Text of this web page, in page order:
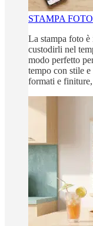
STAMPA FOTO
La stampa foto
custodirli nel
modo perfetto
tempo con stile
formati e